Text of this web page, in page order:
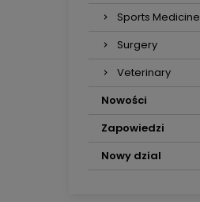
Sports Medicine
Surgery
Veterinary
Nowości
Zapowiedzi
Nowy dzial